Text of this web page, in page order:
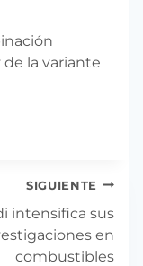
la variante
SIGUIENTE
intensifica sus
en
combustibles